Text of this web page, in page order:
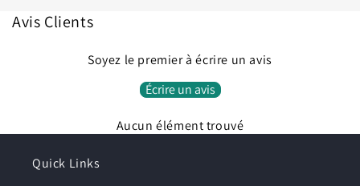
Avis Clients
Soyez le premier à écrire un avis
Écrire un avis
Aucun élément trouvé
Quick Links